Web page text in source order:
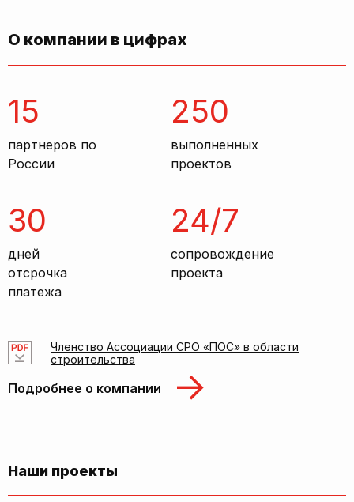
О компании в цифрах
15
партнеров по
России
250
выполненных
проектов
30
дней
отсрочка
платежа
24/7
сопровождение
проекта
Членство Ассоциации СРО «ПОС» в области
строительства
Подробнее о компании
Наши проекты